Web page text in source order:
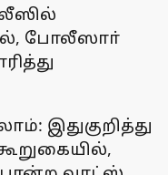
போலீஸாா்
இதுகுறித்து